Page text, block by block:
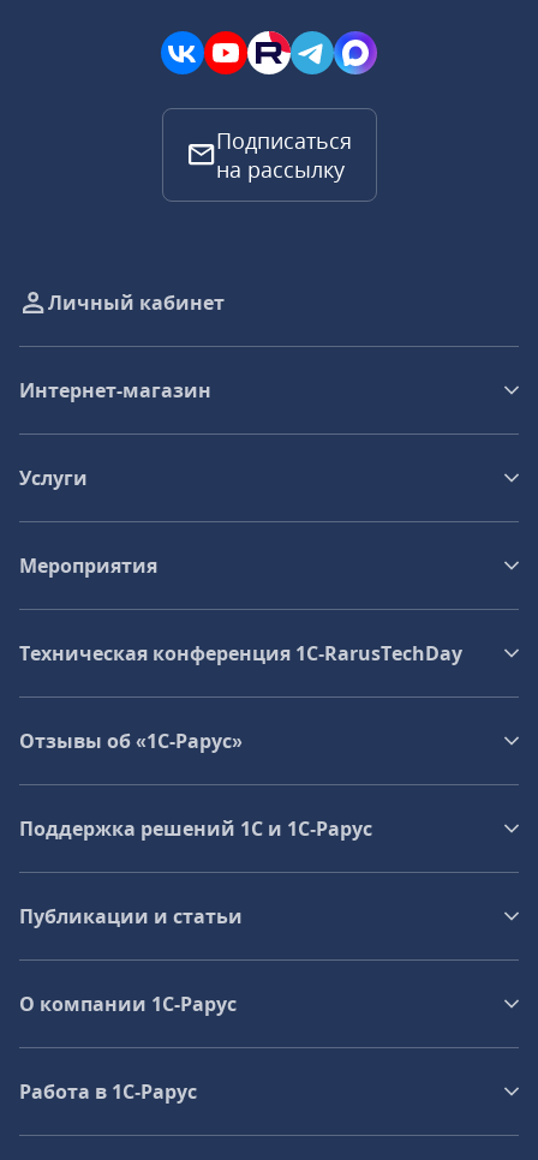
Подписаться
на рассылку
Личный кабинет
Интернет-магазин
Услуги
Мероприятия
Техническая конференция 1C‑RarusTechDay
Отзывы об «1С-Рарус»
Поддержка решений 1С и 1С‑Рарус
Публикации и статьи
О компании 1C-Рарус
Работа в 1С‑Рарус